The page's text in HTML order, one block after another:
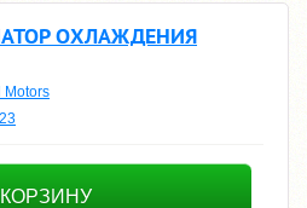
ОХЛАЖДЕНИЯ
Motors